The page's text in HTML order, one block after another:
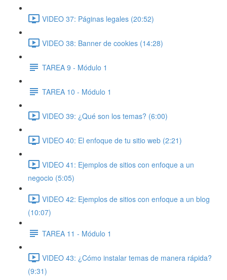
VIDEO 37: Páginas legales (20:52)
VIDEO 38: Banner de cookies (14:28)
TAREA 9 - Módulo 1
TAREA 10 - Módulo 1
VIDEO 39: ¿Qué son los temas? (6:00)
VIDEO 40: El enfoque de tu sitio web (2:21)
VIDEO 41: Ejemplos de sitios con enfoque a un
negocio (5:05)
VIDEO 42: Ejemplos de sitios con enfoque a un blog
(10:07)
TAREA 11 - Módulo 1
VIDEO 43: ¿Cómo instalar temas de manera rápida?
(9:31)